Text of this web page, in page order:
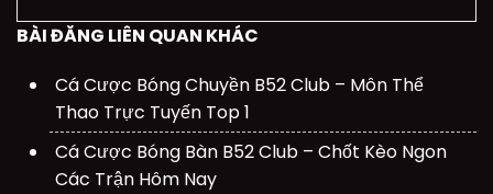
BÀI ĐĂNG LIÊN QUAN KHÁC
Cá Cược Bóng Chuyền B52 Club – Môn Thể
Thao Trực Tuyến Top 1
Cá Cược Bóng Bàn B52 Club – Chốt Kèo Ngon
Các Trận Hôm Nay